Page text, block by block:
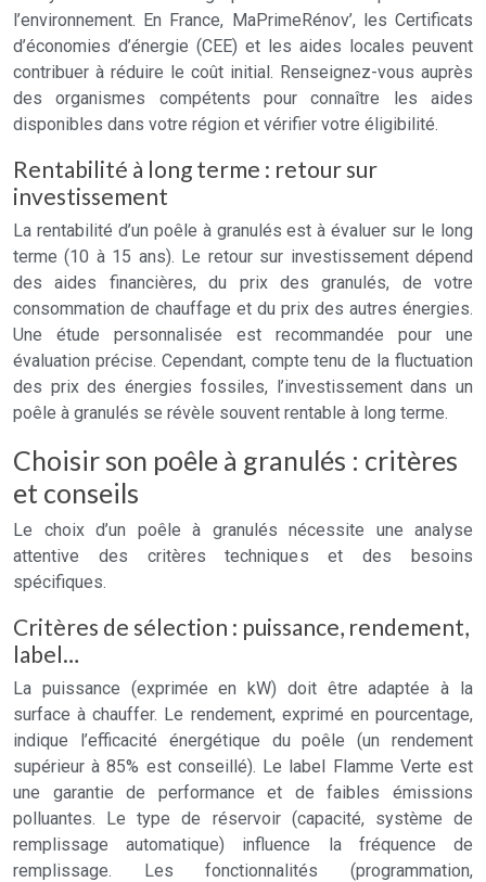
l’environnement. En France, MaPrimeRénov’, les Certificats
d’économies d’énergie (CEE) et les aides locales peuvent
contribuer à réduire le coût initial. Renseignez-vous auprès
des organismes compétents pour connaître les aides
disponibles dans votre région et vérifier votre éligibilité.
Rentabilité à long terme : retour sur
investissement
La rentabilité d’un poêle à granulés est à évaluer sur le long
terme (10 à 15 ans). Le retour sur investissement dépend
des aides financières, du prix des granulés, de votre
consommation de chauffage et du prix des autres énergies.
Une étude personnalisée est recommandée pour une
évaluation précise. Cependant, compte tenu de la fluctuation
des prix des énergies fossiles, l’investissement dans un
poêle à granulés se révèle souvent rentable à long terme.
Choisir son poêle à granulés : critères
et conseils
Le choix d’un poêle à granulés nécessite une analyse
attentive des critères techniques et des besoins
spécifiques.
Critères de sélection : puissance, rendement,
label…
La puissance (exprimée en kW) doit être adaptée à la
surface à chauffer. Le rendement, exprimé en pourcentage,
indique l’efficacité énergétique du poêle (un rendement
supérieur à 85% est conseillé). Le label Flamme Verte est
une garantie de performance et de faibles émissions
polluantes. Le type de réservoir (capacité, système de
remplissage automatique) influence la fréquence de
remplissage. Les fonctionnalités (programmation,